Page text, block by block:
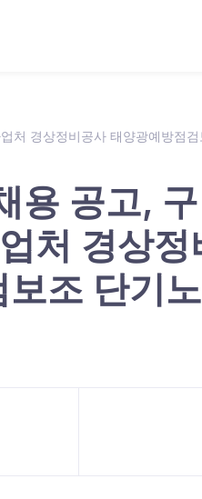
처 경상정비공사 태양광예방점검
용 공고, 구
처 경상정
조 단기노